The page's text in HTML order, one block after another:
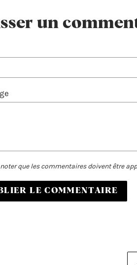
un
que les commentaires doivent être